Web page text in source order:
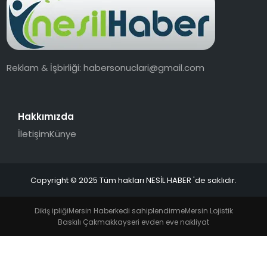
EKONOMI
MAGAZIN
Reklam & İşbirliği:habersonuclari@gmail.com
Hakkımızda
İletişimKünye
Copyright © 2025 Tüm hakları NESİL HABER 'de saklıdır.
Dikiş ipliğiMersin Haberkedi sahiplendirmeMersin Lojistik
Baskılı Çakmakkayseri evden eve nakliyat